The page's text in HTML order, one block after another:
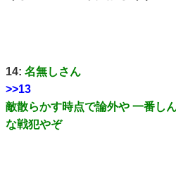
14: 名無しさん
>>13
敵散らかす時点で論外や 一番し
な戦犯やぞ